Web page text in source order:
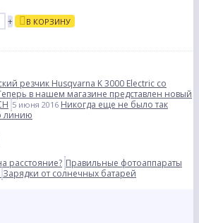
+ В КОРЗИНУ
резчик Husqvarna K 3000 Electric со
в нашем магазине представлен новый
5 июня 2016 Никогда еще не было так
линию
расстояние? Правильные фотоаппараты
Зарядки от солнечных батарей